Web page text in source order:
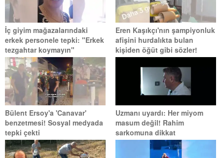
İç giyim mağazalarındaki
erkek personele tepki: "Erkek
tezgahtar koymayın"
Eren Kaşıkçı'nın şampiyonluk
afişini hurdalıkta bulan
kişiden öğüt gibi sözler!
Bülent Ersoy'a 'Canavar'
benzetmesi! Sosyal medyada
tepki çekti
Uzmanı uyardı: Her miyom
masum değil! Rahim
sarkomuna dikkat